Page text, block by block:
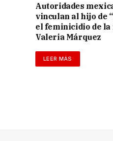
Autoridades
vinculan al hijo de
el feminicidio de
Valeria Márquez
LEER MÁS